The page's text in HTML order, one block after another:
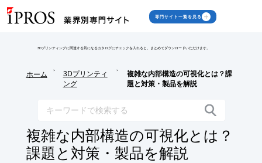
専門サイト一覧を見る
3Dプリンティングに関連する気になるカタログにチェックを入れると、まとめてダウンロードいただけます。
ホーム
>
3Dプリンティ
ング
>
複雑な内部構造の可視化とは？課
題と対策・製品を解説
複雑な内部構造の可視化とは？
課題と対策・製品を解説